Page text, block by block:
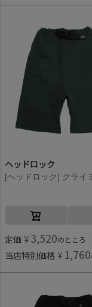
ヘッドロック
定価 ¥ 3,520のところ
当店特別価格 ¥ 1,760